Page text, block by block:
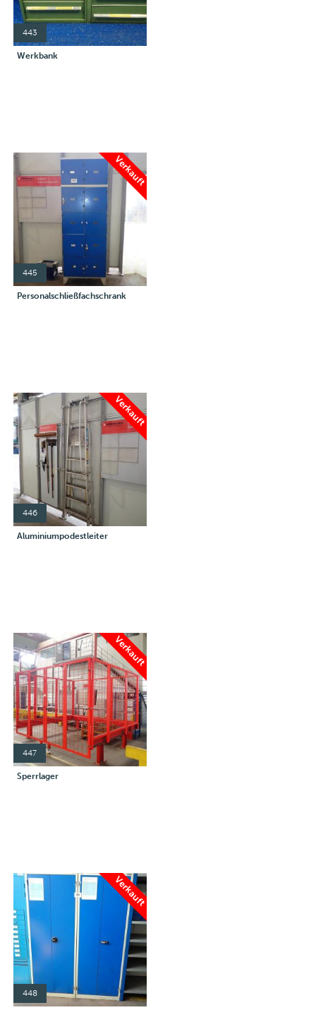
443
Werkbank
Verkauft
445
Personalschließfachschrank
Verkauft
446
Aluminiumpodestleiter
Verkauft
447
Sperrlager
Verkauft
448